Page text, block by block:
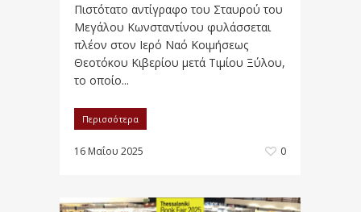
Πιστότατο αντίγραφο του Σταυρού του
Μεγάλου Κωνσταντίνου φυλάσσεται
πλέον στον Ιερό Ναό Κοιμήσεως
Θεοτόκου Κιβερίου μετά Τιμίου Ξύλου,
το οποίο...
Περισσότερα
16 Μαΐου 2025 0